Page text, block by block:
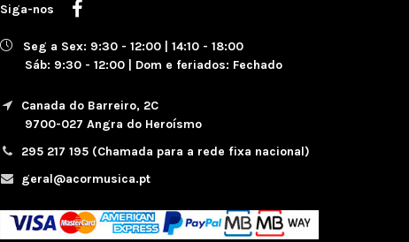
Siga-nos
Seg a Sex: 9:30 - 12:00 | 14:10 - 18:00
Sáb: 9:30 - 12:00 | Dom e feriados: Fechado
Canada do Barreiro, 2C
9700-027 Angra do Heroísmo
295 217 195 (Chamada para a rede fixa nacional)
geral@acormusica.pt